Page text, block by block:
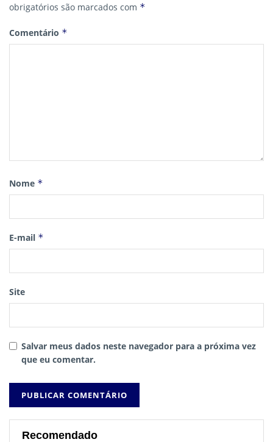
obrigatórios são marcados com *
Comentário *
Nome *
E-mail *
Site
Salvar meus dados neste navegador para a próxima vez
que eu comentar.
Recomendado